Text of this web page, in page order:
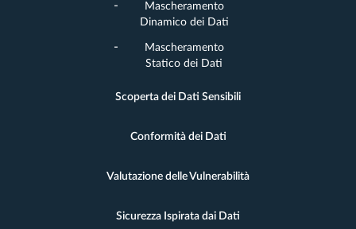
Mascheramento
Dinamico dei Dati
Mascheramento
Statico dei Dati
Scoperta dei Dati Sensibili
Conformità dei Dati
Valutazione delle Vulnerabilità
Sicurezza Ispirata dai Dati